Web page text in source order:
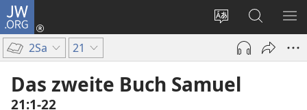
JW.ORG
Websitesprache
ändern
Anmelden
(öffnet
Fenster)
Suche
2Sa 21
Das zweite Buch Samuel
21:1-22